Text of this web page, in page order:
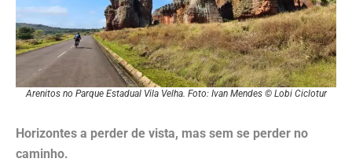
Arenitos no Parque Estadual Vila Velha. Foto: Ivan Mendes © Lobi Ciclotur
Horizontes a perder de vista, mas sem se perder no
caminho.